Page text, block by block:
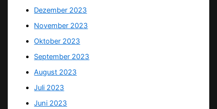
Dezember 2023
November 2023
Oktober 2023
September 2023
August 2023
Juli 2023
Juni 2023